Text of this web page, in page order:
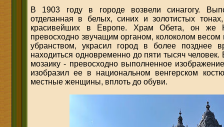
В 1903 году в городе возвели синагогу.
отделанная в белых, синих и золотистых
красивейших в Европе. Храм Обета, он же
превосходно звучащим органом, колоколом
убранством, украсил город в более позднее
находиться одновременно до пяти тысяч
мозаику - превосходно выполненное
изобразил ее в национальном венгерском
местные женщины, вплоть до обуви.